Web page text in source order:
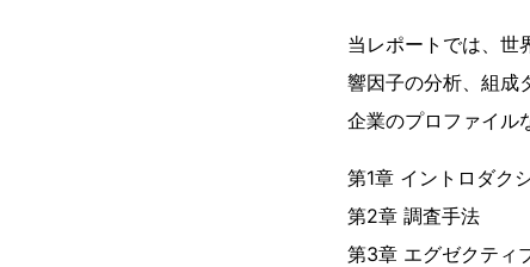
当レポートでは、世
響因子の分析、組成
企業のプロファイル
第1章 イントロダク
第2章 調査手法
第3章 エグゼクティ